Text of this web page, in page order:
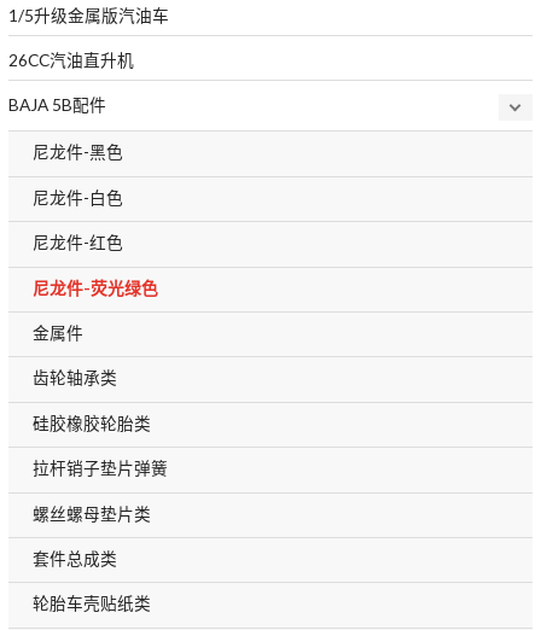
1/5升级金属版汽油车
26CC汽油直升机
BAJA 5B配件
尼龙件-黑色
尼龙件-白色
尼龙件-红色
尼龙件-荧光绿色
金属件
齿轮轴承类
硅胶橡胶轮胎类
拉杆销子垫片弹簧
螺丝螺母垫片类
套件总成类
轮胎车壳贴纸类